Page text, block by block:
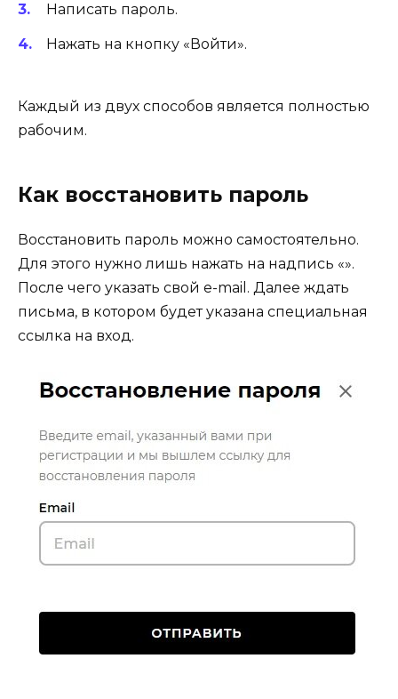
Написать пароль.
Нажать на кнопку «Войти».
Каждый из двух способов является полностью
рабочим.
Как восстановить пароль
Восстановить пароль можно самостоятельно.
Для этого нужно лишь нажать на надпись «».
После чего указать свой e-mail. Далее ждать
письма, в котором будет указана специальная
ссылка на вход.